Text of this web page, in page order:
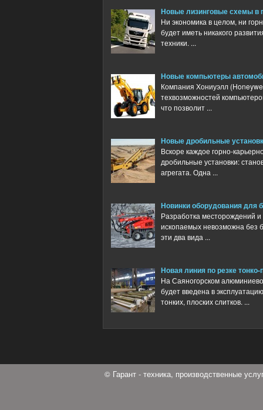
Новые лизинговые схемы в
Ни экономика в целом, ни
будет иметь никакого
техники. ...
Новые компьютеры
Компания Хониуэлл
техвозможностей
что позволит ...
Новые дробильные
Вскоре каждое горно-
дробильные установки:
агрегата. Одна ...
Новинки оборудования для
Разработка месторождений
ископаемых невозможна без
эти два вида ...
Новая линия по резке
На Саяногорском
будет введена в
тонких, плоских слитков. ...
© Гарант - техника, производственные